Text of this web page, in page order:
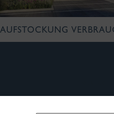
AUFSTOCKUNG
IMPRESSUM